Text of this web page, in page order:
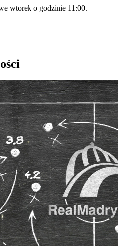
wtorek o godzinie 11:00.